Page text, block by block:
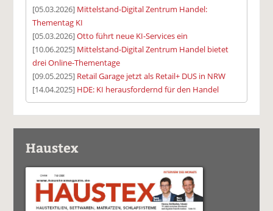
[05.03.2026] Mittelstand-Digital Zentrum Handel:
Thementag KI
[05.03.2026]Otto führt neue KI-Services ein
[10.06.2025] Mittelstand-Digital Zentrum Handel bietet
drei Online-Thementage
[09.05.2025] Retail Garage jetzt als Retail+ DUS in NRW
[14.04.2025] HDE: KI herausfordernd für den Handel
Haustex